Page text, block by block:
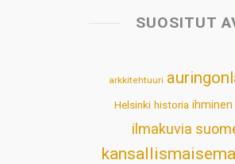
SUOSITUT
arkkitehtuuri
Helsinki historia ihminen
ilmakuvia
kansallismaisema